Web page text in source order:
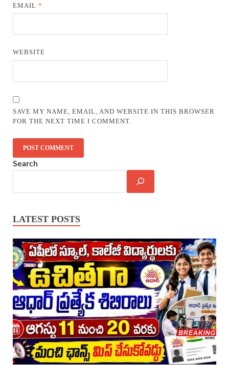
EMAIL*
WEBSITE
SAVE MY NAME, EMAIL, AND WEBSITE IN THIS BROWSER
FOR THE NEXT TIME I COMMENT.
Search
LATEST POSTS